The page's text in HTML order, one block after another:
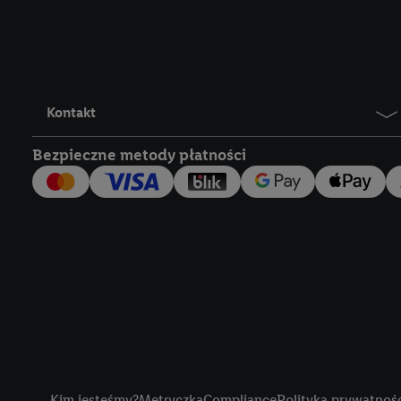
Kontakt
Bezpieczne metody płatności
Lidl Plus, możemy
wymienionych
następnie
użytkownika w
my i jeden z innych
Użytkownik upoważnia
usługach Lidl. Utiq
tak, Utiq udostępni
numeru
wykorzystany do
szczególności
obsługiwanych przez
korzystanie z
lub